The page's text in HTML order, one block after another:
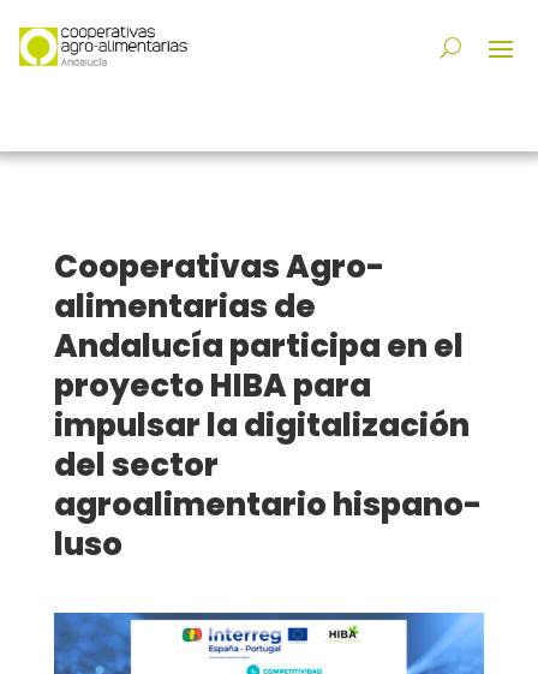
Cooperativas Agro-
alimentarias de
Andalucía participa en el
proyecto HIBA para
impulsar la digitalización
del sector
agroalimentario hispano-
luso